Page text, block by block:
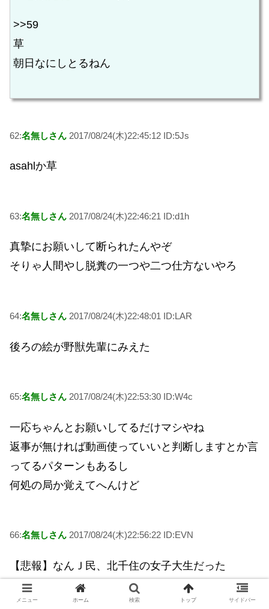
>>59
草
朝日なにしとるねん
62:名無しさん 2017/08/24(木)22:45:12 ID:5Js
asahlか草
63:名無しさん 2017/08/24(木)22:46:21 ID:d1h
真摯にお願いして断られたんやぞ
そりゃ人間やし脱糞の一つや二つ仕方ないやろ
64:名無しさん 2017/08/24(木)22:48:01 ID:LAR
後ろの絵が野獣先輩にみえた
65:名無しさん 2017/08/24(木)22:53:30 ID:W4c
一応ちゃんとお願いしてるだけマシやね
返事が無ければ動画使っていいと判断しますとか言
ってるパターンもあるし
何処の局か覚えてへんけど
66:名無しさん 2017/08/24(木)22:56:22 ID:EVN
【悲報】なんＪ民、北千住の女子大生だった
67:名無しさん 2017/08/24(木)22:57:57 ID:pci
メニュー ホーム 検索 トップ サイドバー